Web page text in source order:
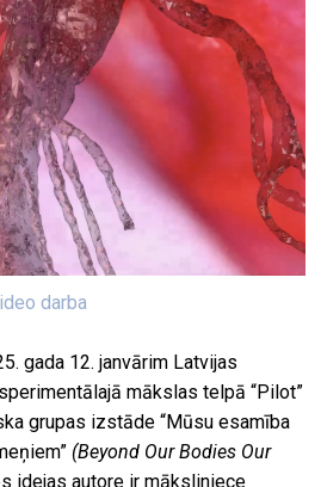
darba
gada 12. janvārim Latvijas
mākslas telpā “Pilot”
grupas izstāde “Mūsu esamība
(Beyond Our Bodies Our
idejas autore ir māksliniece